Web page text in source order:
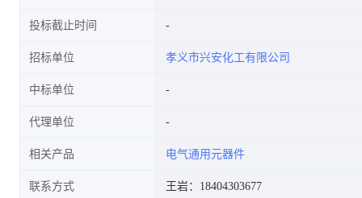
投标截止时间
招标单位 孝义市兴安化工有限公司
中标单位
代理单位
相关产品 电气通用元器件
联系方式 王岩：18404303677